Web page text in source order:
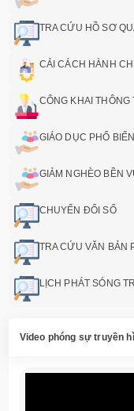
TRA CỨU HỒ SƠ
CẢI CÁCH HÀNH
CÔNG KHAI THÔNG
GIÁO DỤC PHỔ
GIẢM NGHÈO BỀN
CHUYỂN ĐỔI SỐ
TRA CỨU VĂN BẢN
LỊCH PHÁT SÓNG
Video phóng sự truyền